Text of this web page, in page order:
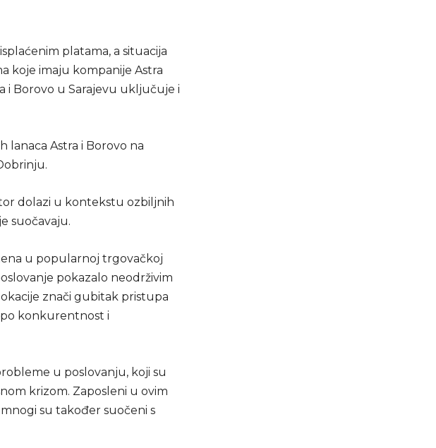
platama, a situacija
koje imaju kompanije Astra
i Borovo u Sarajevu uključuje i
lanaca Astra i Borovo na
dolazi u kontekstu ozbiljnih
suočavaju.
u popularnoj trgovačkoj
pokazalo neodrživim
znači gubitak pristupa
konkurentnost i
u poslovanju, koji su
krizom. Zaposleni u ovim
su također suočeni s